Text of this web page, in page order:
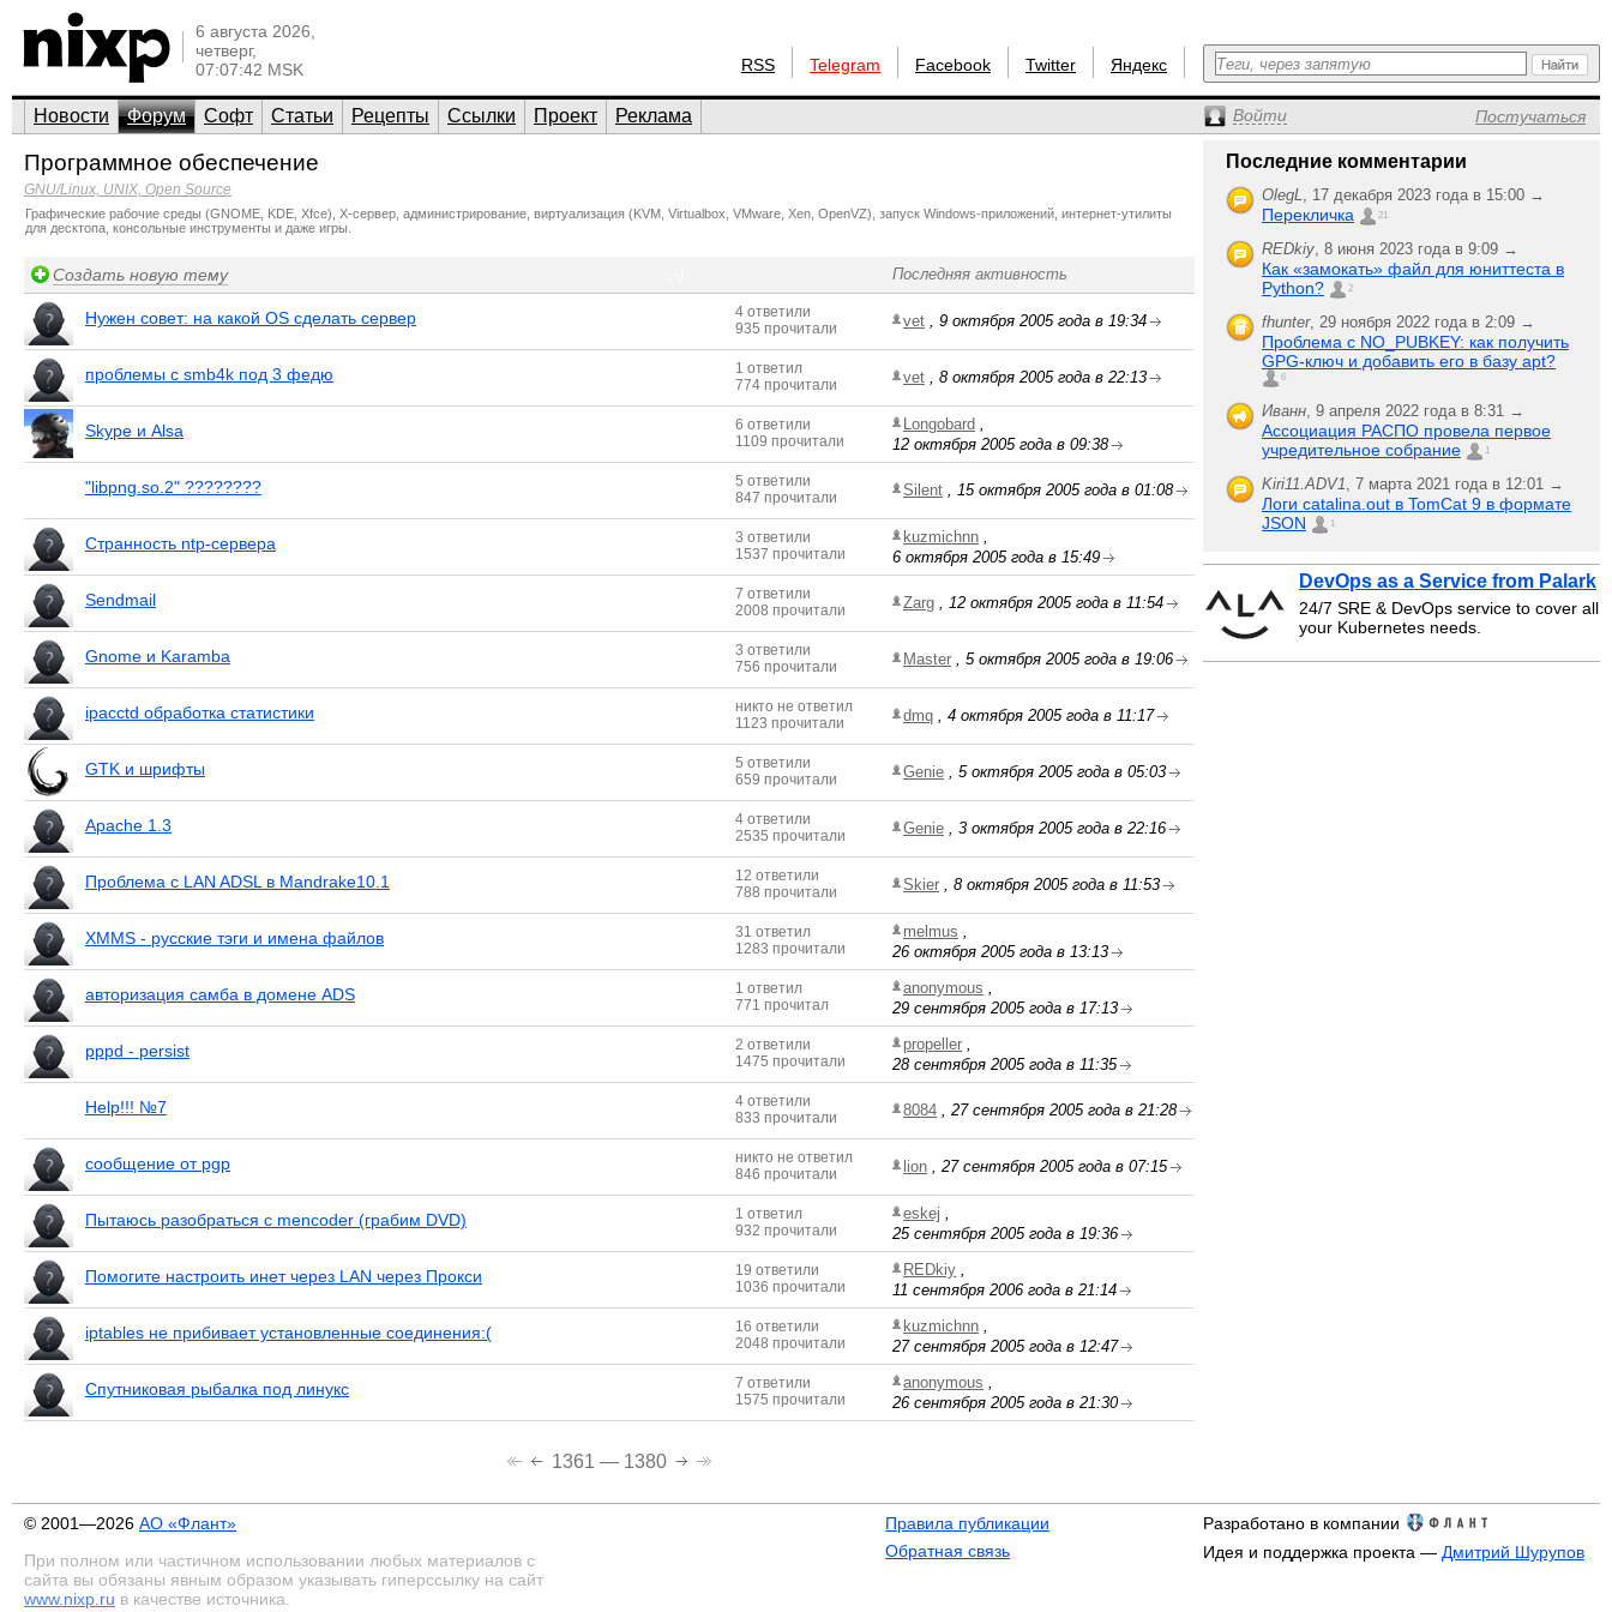
6 августа 2026,
четверг,
07:07:42 MSK
RSS Telegram Facebook Twitter Яндекс
Новости Форум Софт Статьи Рецепты Ссылки Проект Реклама Войти Постучаться
Программное обеспечение
GNU/Linux, UNIX, Open Source
Графические рабочие среды (GNOME, KDE, Xfce), X-сервер, администрирование, виртуализация (KVM, Virtualbox, VMware, Xen, OpenVZ), запуск Windows-приложений, интернет-утилиты
для десктопа, консольные инструменты и даже игры.
Создать новую тему Последняя активность
Нужен совет: на какой OS сделать сервер
4 ответили
935 прочитали
vet , 9 октября 2005 года в 19:34
проблемы с smb4k под 3 федю
1 ответил
774 прочитали
vet , 8 октября 2005 года в 22:13
Skype и Alsa
6 ответили
1109 прочитали
Longobard ,
12 октября 2005 года в 09:38
"libpng.so.2" ????????
5 ответили
847 прочитали
Silent , 15 октября 2005 года в 01:08
Странность ntp-сервера
3 ответили
1537 прочитали
kuzmichnn ,
6 октября 2005 года в 15:49
Sendmail
7 ответили
2008 прочитали
Zarg , 12 октября 2005 года в 11:54
Gnome и Karamba
3 ответили
756 прочитали
Master , 5 октября 2005 года в 19:06
ipacctd обработка статистики
никто не ответил
1123 прочитали
dmq , 4 октября 2005 года в 11:17
GTK и шрифты
5 ответили
659 прочитали
Genie , 5 октября 2005 года в 05:03
Apache 1.3
4 ответили
2535 прочитали
Genie , 3 октября 2005 года в 22:16
Проблема с LAN ADSL в Mandrake10.1
12 ответили
788 прочитали
Skier , 8 октября 2005 года в 11:53
XMMS - русские тэги и имена файлов
31 ответил
1283 прочитали
melmus ,
26 октября 2005 года в 13:13
авторизация самба в домене ADS
1 ответил
771 прочитал
anonymous ,
29 сентября 2005 года в 17:13
pppd - persist
2 ответили
1475 прочитали
propeller ,
28 сентября 2005 года в 11:35
Help!!! №7
4 ответили
833 прочитали
8084 , 27 сентября 2005 года в 21:28
сообщение от pgp
никто не ответил
846 прочитали
lion , 27 сентября 2005 года в 07:15
Пытаюсь разобраться с mencoder (грабим DVD)
1 ответил
932 прочитали
eskej ,
25 сентября 2005 года в 19:36
Помогите настроить инет через LAN через Прокси
19 ответили
1036 прочитали
REDkiy ,
11 сентября 2006 года в 21:14
iptables не прибивает установленные соединения:(
16 ответили
2048 прочитали
kuzmichnn ,
27 сентября 2005 года в 12:47
Спутниковая рыбалка под линукс
7 ответили
1575 прочитали
anonymous ,
26 сентября 2005 года в 21:30
1361 — 1380
Последние комментарии
OlegL, 17 декабря 2023 года в 15:00 →
Перекличка 21
REDkiy, 8 июня 2023 года в 9:09 →
Как «замокать» файл для юниттеста в
Python?
2
fhunter, 29 ноября 2022 года в 2:09 →
Проблема с NO_PUBKEY: как получить
GPG-ключ и добавить его в базу apt?
6
Иванн, 9 апреля 2022 года в 8:31 →
Ассоциация РАСПО провела первое
учредительное собрание
1
Kiri11.ADV1, 7 марта 2021 года в 12:01 →
Логи catalina.out в TomCat 9 в формате
JSON
1
DevOps as a Service from Palark
24/7 SRE & DevOps service to cover all
your Kubernetes needs.
© 2001—2026 АО «Флант»
При полном или частичном использовании любых материалов с
сайта вы обязаны явным образом указывать гиперссылку на сайт
www.nixp.ru в качестве источника.
Правила публикации
Обратная связь
Разработано в компании
Идея и поддержка проекта — Дмитрий Шурупов